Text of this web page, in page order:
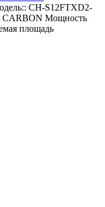
CH-S12FTXD2-
Мощность
площадь